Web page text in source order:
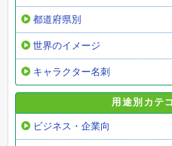
都道府県別
世界のイメージ
キャラクター名刺
用途別カテ
ビジネス・企業向